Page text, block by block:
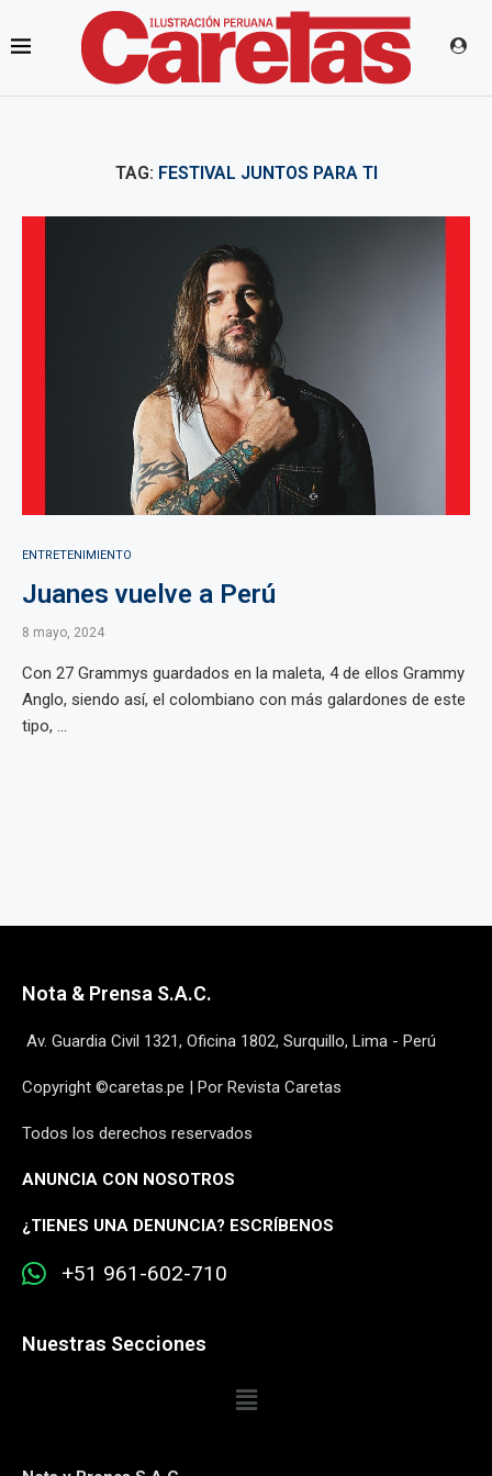
TAG: FESTIVAL JUNTOS PARA TI
ENTRETENIMIENTO
Juanes vuelve a Perú
8 mayo, 2024
Con 27 Grammys guardados en la maleta, 4 de ellos Grammy
Anglo, siendo así, el colombiano con más galardones de este
tipo, ...
Nota & Prensa S.A.C.
Av. Guardia Civil 1321, Oficina 1802, Surquillo, Lima - Perú
Copyright ©caretas.pe | Por Revista Caretas
Todos los derechos reservados
ANUNCIA CON NOSOTROS
¿TIENES UNA DENUNCIA? ESCRÍBENOS
+51 961-602-710
Nuestras Secciones